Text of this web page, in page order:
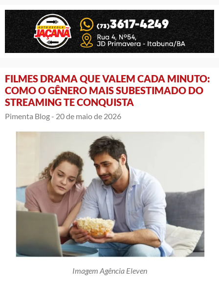
FILMES DRAMA QUE VALEM CADA MINUTO:
COMO O GÊNERO MAIS SUBESTIMADO DO
STREAMING TE CONQUISTA
Pimenta Blog - 20 de maio de 2026
Imagem Agência Eleven